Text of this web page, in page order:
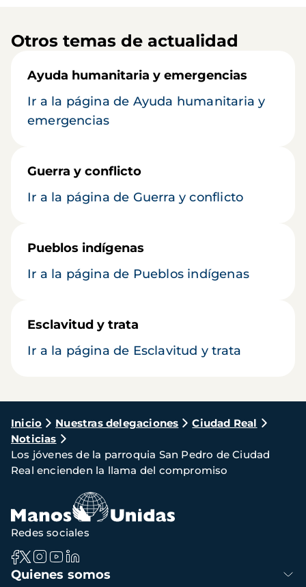
Otros temas de actualidad
Ayuda humanitaria y emergencias
Ir a la página de Ayuda humanitaria y
emergencias
Guerra y conflicto
Ir a la página de Guerra y conflicto
Pueblos indígenas
Ir a la página de Pueblos indígenas
Esclavitud y trata
Ir a la página de Esclavitud y trata
Ruta
de
navegación
Inicio Nuestras delegaciones
Ciudad Real
Noticias
Los jóvenes de la parroquia San Pedro de Ciudad
Real encienden la llama del compromiso
Navegación
Quienes somos
Redes sociales